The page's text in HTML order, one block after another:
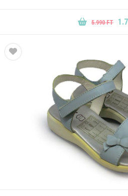
5.990 FT